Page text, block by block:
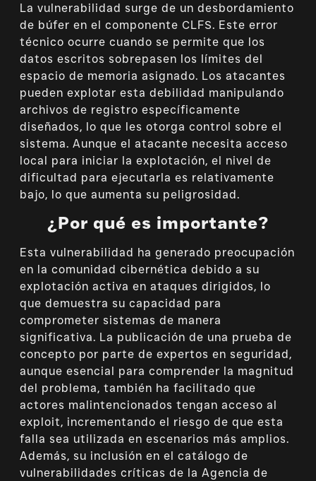
La vulnerabilidad surge de un desbordamiento
de búfer en el componente CLFS. Este error
técnico ocurre cuando se permite que los
datos escritos sobrepasen los límites del
espacio de memoria asignado. Los atacantes
pueden explotar esta debilidad manipulando
archivos de registro específicamente
diseñados, lo que les otorga control sobre el
sistema. Aunque el atacante necesita acceso
local para iniciar la explotación, el nivel de
dificultad para ejecutarla es relativamente
bajo, lo que aumenta su peligrosidad.
¿Por qué es importante?
Esta vulnerabilidad ha generado preocupación
en la comunidad cibernética debido a su
explotación activa en ataques dirigidos, lo
que demuestra su capacidad para
comprometer sistemas de manera
significativa. La publicación de una prueba de
concepto por parte de expertos en seguridad,
aunque esencial para comprender la magnitud
del problema, también ha facilitado que
actores malintencionados tengan acceso al
exploit, incrementando el riesgo de que esta
falla sea utilizada en escenarios más amplios.
Además, su inclusión en el catálogo de
vulnerabilidades críticas de la Agencia de